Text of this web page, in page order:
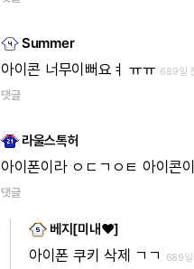
Summer
아이콘 너무이뻐요ㅕ ㅠㅠ 689일
댓글
라울스톡허
아이폰이라 ㅇㄷㄱㅇㅌ 아이콘이
댓글
베지[미내♥]
아이폰 쿠키 삭제 ㄱㄱ 689일